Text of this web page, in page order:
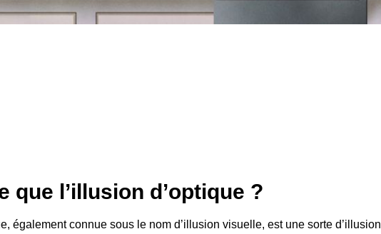
que l’illusion d’optique ?
également connue sous le nom d’illusion visuelle, est une sorte d’illusion